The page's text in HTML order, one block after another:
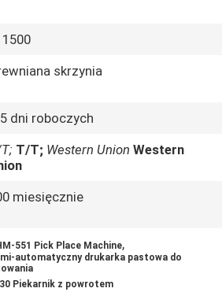
skrzynia
dni roboczych
T/T; Western Union Western
miesięcznie
551 Pick Place Machine,
automatyczny drukarka pastowa do
Piekarnik z powrotem